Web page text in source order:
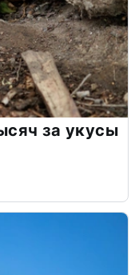
за укусы